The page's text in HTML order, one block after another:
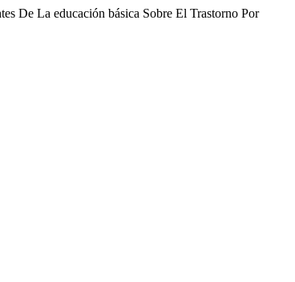
De La educación básica Sobre El Trastorno Por